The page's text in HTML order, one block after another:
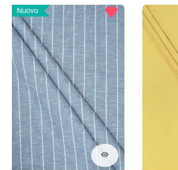
Nuovo
visibility
favorite